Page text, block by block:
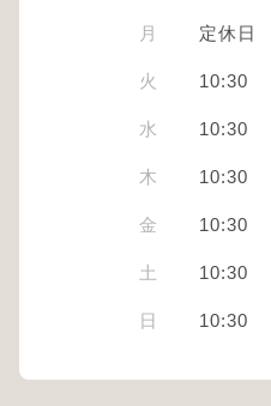
月 定休日
火 10:30
水 10:30
木 10:30
金 10:30
土 10:30
日 10:30